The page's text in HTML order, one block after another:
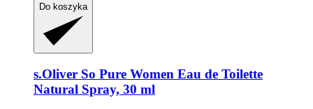
Do koszyka
s.Oliver So Pure Women Eau de Toilette
Natural Spray, 30 ml